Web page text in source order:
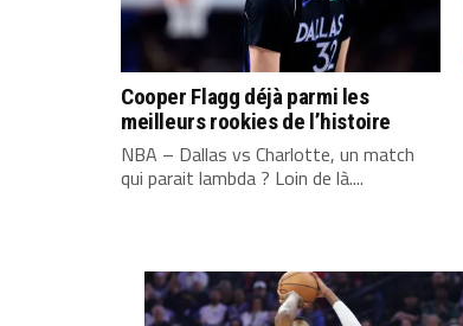
Cooper Flagg déjà parmi les
meilleurs rookies de l’histoire
NBA – Dallas vs Charlotte, un match
qui parait lambda ? Loin de là....